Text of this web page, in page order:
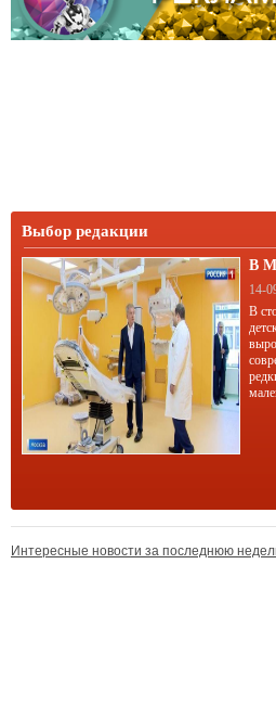
Выбор редакции
В
14-
В
Интересные новости за последнюю